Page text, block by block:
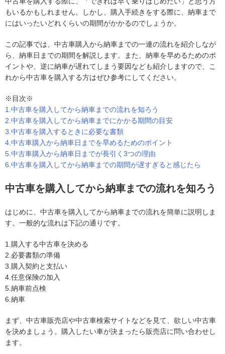
もいるかもしれません。しかし、購入手続きをする際に、納車まで
にはいったいどれくらいの期間がかかるのでしょうか。
この記事では、中古車購入から納車までの一連の流れを紹介しなが
ら、納車日までの期間を解説します。また、納車を早めるためのポ
イントや、逆に納車が遅れてしまう要因なども紹介しますので、こ
れから中古車を購入する方はぜひ参考にしてください。
※目次※
1.中古車を購入してから納車までの流れを知ろう
2.中古車を購入してから納車までにかかる期間の目安
3.中古車を購入するときに必要な書類
4.中古車購入から納車日までを早めるためのポイント
5.中古車購入から納車日までが長引く3つの理由
6.中古車を購入してから納車までの期間が遅すぎると感じたら
中古車を購入してから納車までの流れを知ろう
はじめに、中古車を購入してから納車までの流れを簡単に説明しま
す。一般的な流れは下記の通りです。
1.購入する中古車を決める
2.必要書類の準備
3.購入契約と支払い
4.任意保険の加入
5.納車前点検
6.納車
まず、中古車販売店や中古車検索サイトなどを見て、欲しい中古車
を決めましょう。購入したい車が決まったら販売店に問い合わせし
ます。